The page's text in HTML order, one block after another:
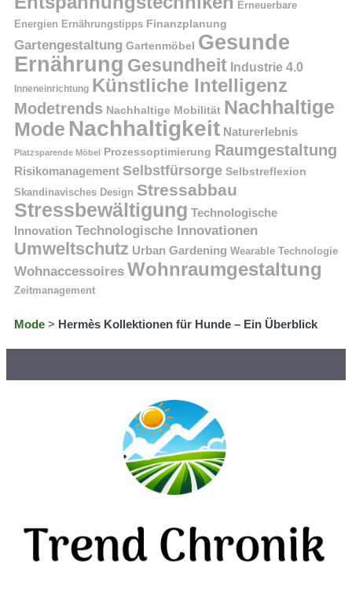
Erneuerbare
Energien Ernährungstipps Finanzplanung
Gartengestaltung Gartenmöbel Gesunde
Ernährung Gesundheit Industrie 4.0
Inneneinrichtung Künstliche Intelligenz
Modetrends Nachhaltige Mobilität Nachhaltige
Mode Nachhaltigkeit Naturerlebnis
Platzsparende Möbel Prozessoptimierung Raumgestaltung
Risikomanagement Selbstfürsorge Selbstreflexion
Skandinavisches Design Stressabbau
Stressbewältigung Technologische
Innovation Technologische Innovationen
Umweltschutz Urban Gardening Wearable Technologie
Wohnaccessoires Wohnraumgestaltung
Zeitmanagement
Mode > Hermès Kollektionen für Hunde – Ein Überblick